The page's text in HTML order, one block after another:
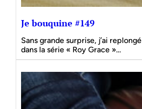
Je bouquine #149
Sans grande surprise, j’ai replongé
dans la série « Roy Grace »…